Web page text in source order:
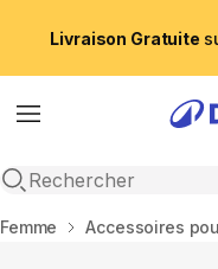
Livraison Gratuite
Menu
Recherche ouverte
Accueil
Femme Accessoires